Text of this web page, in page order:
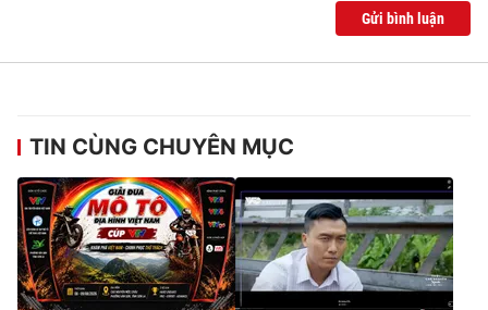
Gửi bình luận
TIN CÙNG CHUYÊN MỤC